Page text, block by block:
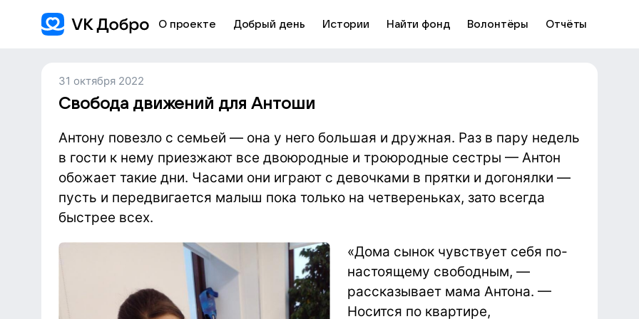
О проекте Добрый день Истории Найти фонд Волонтёры Отчёты
31 октября 2022
Свобода движений для Антоши
Антону повезло с семьей — она у него большая и дружная. Раз в пару недель
в гости к нему приезжают все двоюродные и троюродные сестры — Антон
обожает такие дни. Часами они играют с девочками в прятки и догонялки —
пусть и передвигается малыш пока только на четвереньках, зато всегда
быстрее всех.
«Дома сынок чувствует себя по-
настоящему свободным, —
рассказывает мама Антона. —
Носится по квартире,